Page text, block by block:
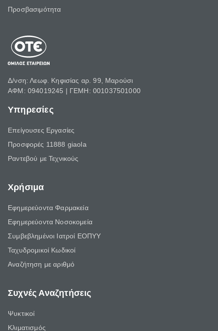
Προσβασιμότητα
Δ/νση: Λεωφ. Κηφισίας αρ. 99, Μαρούσι
ΑΦΜ: 094019245 | ΓΕΜΗ: 001037501000
Υπηρεσίες
Επείγουσες Εργασίες
Προσφορές 11888 giaola
Ραντεβού με Τεχνικούς
Χρήσιμα
Εφημερεύοντα Φαρμακεία
Εφημερεύοντα Νοσοκομεία
Συμβεβλημένοι Ιατροί ΕΟΠΥΥ
Ταχυδρομικοί Κωδικοί
Αναζήτηση με αριθμό
Συχνές Αναζητήσεις
Ψυκτικοί
Κλιματισμός